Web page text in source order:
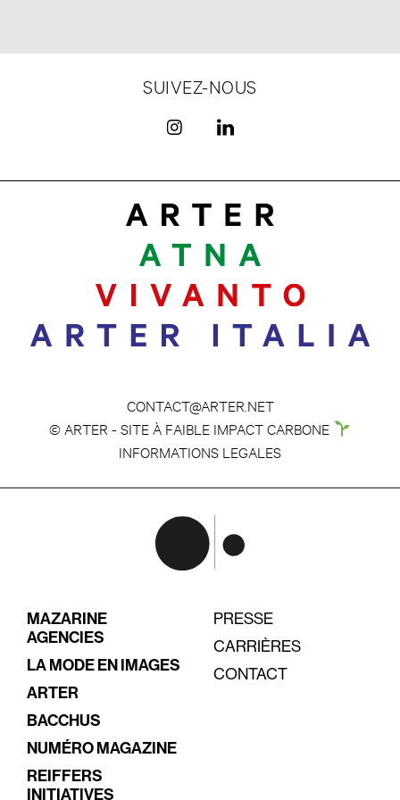
SUIVEZ-NOUS
CONTACT@ARTER.NET
© ARTER - SITE À FAIBLE IMPACT CARBONE
INFORMATIONS LEGALES
MAZARINE
AGENCIES
LA MODE EN IMAGES
ARTER
BACCHUS
NUMÉRO MAGAZINE
REIFFERS
INITIATIVES
PRESSE
CARRIÈRES
CONTACT